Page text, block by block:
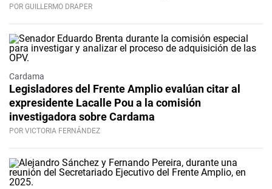
POR GUILLERMO DRAPER
Cardama
Legisladores del Frente Amplio evalúan citar al
expresidente Lacalle Pou a la comisión
investigadora sobre Cardama
POR VICTORIA FERNÁNDEZ